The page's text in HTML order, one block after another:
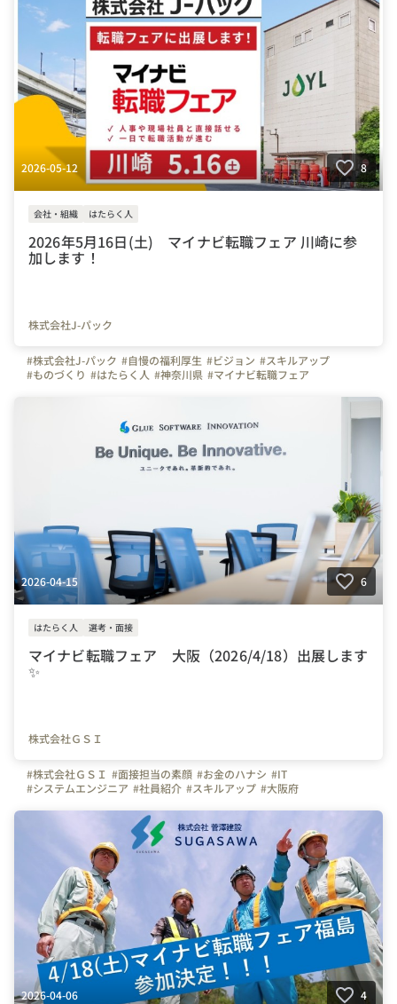
2026-05-12 8
会社・組織 はたらく人
2026年5月16日(土) マイナビ転職フェア 川崎に参
加します！
株式会社J-パック
#株式会社J-パック #自慢の福利厚生 #ビジョン #スキルアップ
#ものづくり #はたらく人 #神奈川県 #マイナビ転職フェア
2026-04-15 6
はたらく人 選考・面接
マイナビ転職フェア 大阪（2026/4/18）出展します
✨
株式会社ＧＳＩ
#株式会社ＧＳＩ #面接担当の素顔 #お金のハナシ #IT
#システムエンジニア #社員紹介 #スキルアップ #大阪府
#研修
#マイナビ転職フェア
2026-04-06 4